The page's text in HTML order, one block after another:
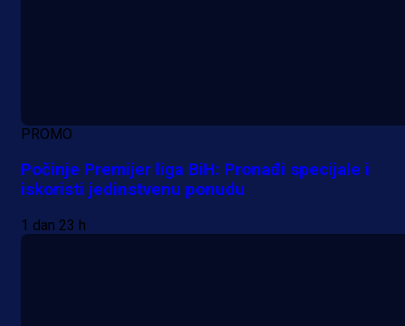
PROMO
Počinje Premijer liga BiH: Pronađi specijale i
iskoristi jedinstvenu ponudu
1 dan 23 h